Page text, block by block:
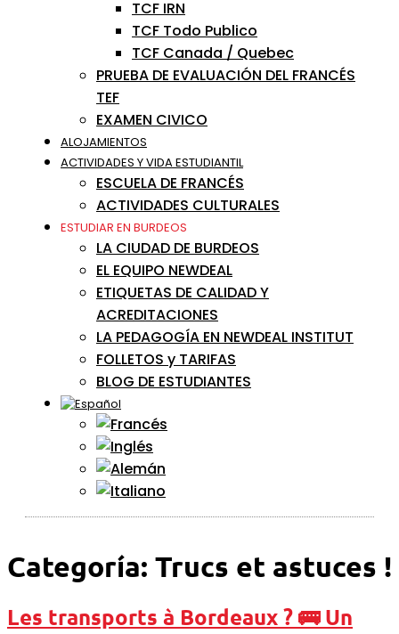
TCF IRN
TCF Todo Publico
TCF Canada / Quebec
PRUEBA DE EVALUACIÓN DEL FRANCÉS
TEF
EXAMEN CIVICO
ALOJAMIENTOS
ACTIVIDADES Y VIDA ESTUDIANTIL
ESCUELA DE FRANCÉS
ACTIVIDADES CULTURALES
ESTUDIAR EN BURDEOS
LA CIUDAD DE BURDEOS
EL EQUIPO NEWDEAL
ETIQUETAS DE CALIDAD Y
ACREDITACIONES
LA PEDAGOGÍA EN NEWDEAL INSTITUT
FOLLETOS y TARIFAS
BLOG DE ESTUDIANTES
Categoría: Trucs et astuces !
Les transports à Bordeaux ? 🚌 Un